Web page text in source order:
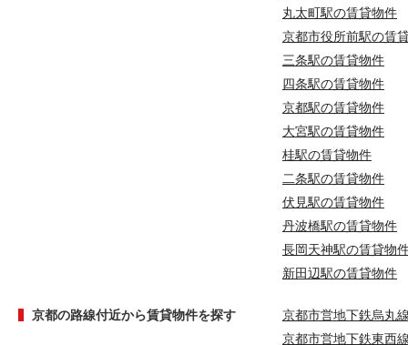
丸太町駅の賃貸物件
京都市役所前駅の賃
三条駅の賃貸物件
四条駅の賃貸物件
京都駅の賃貸物件
大宮駅の賃貸物件
桂駅の賃貸物件
二条駅の賃貸物件
伏見駅の賃貸物件
丹波橋駅の賃貸物件
長岡天神駅の賃貸物
新田辺駅の賃貸物件
京都の路線付近から賃貸物件を探す
京都市営地下鉄烏丸
京都市営地下鉄東西